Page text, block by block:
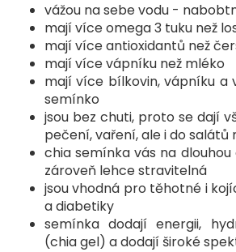
vážou na sebe vodu -
mají více omega 3 tuku než
mají více antioxidantů než
mají více vápníku než mléko
mají více bílkovin, vápníku a
semínko
jsou bez chuti, proto se dají
pečení, vaření, ale i do salátů
chia semínka vás na
zároveň lehce stravitelná
jsou vhodná pro těhotné i
a diabetiky
semínka dodají energii,
(chia gel) a dodají široké